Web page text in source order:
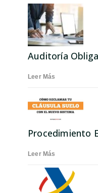
Auditoría
Leer Más
Procedimiento
Leer Más